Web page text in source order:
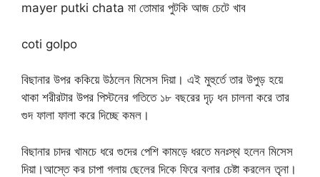
mayer putki chata মা তোমার পুটকি আজ চেটে খাব
coti golpo
বিছানার উপর ককিয়ে উঠলেন মিসেস দিয়া। এই মুহুর্তে তার উপুড় হয়ে
থাকা শরীরটার উপর পিস্টনের গতিতে ১৮ বছরের দৃঢ় ধন চালনা করে তার
গুদ ফালা ফালা করে দিচ্ছে কমল।
বিছানার চাদর খামচে ধরে গুদের পেশি কামড়ে ধরতে মনঃস্থ হলেন মিসেস
দিয়া।আস্তে কর চাপা গলায় ছেলের দিকে ফিরে বলার চেষ্টা করলেন তৃনা।